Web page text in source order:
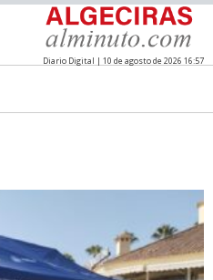
Diario Digital | 10 de agosto de 2026 16:57